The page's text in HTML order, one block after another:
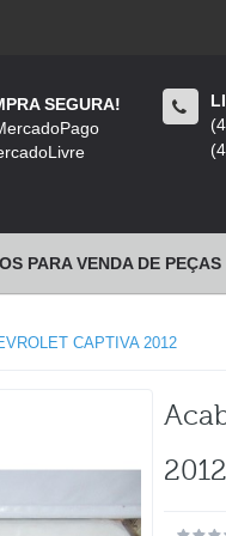
SEGURA!
PARA VENDA DE PEÇAS
CAPTIVA 2012
2012